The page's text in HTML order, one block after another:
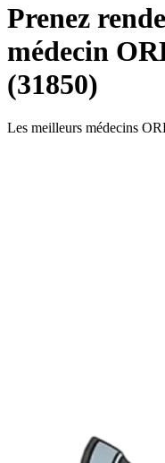
Prenez
médecin
(31850)
Les meilleurs médecins